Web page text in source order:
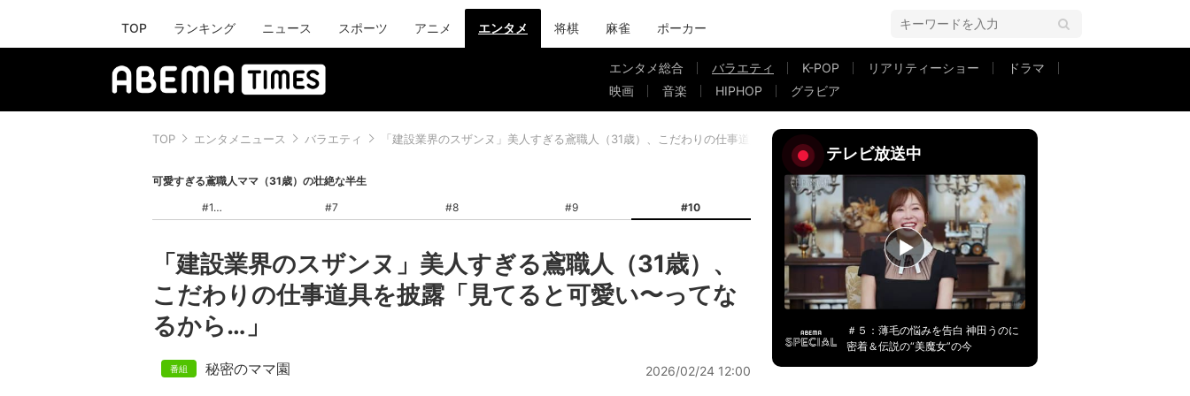
TOP ランキング ニュース スポーツ アニメ エンタメ 将棋 麻雀 ポーカー
エンタメ総合 バラエティ K-POP リアリティーショー
ドラマ
映画
音楽 HIPHOP グラビア
TOP エンタメニュース バラエティ 「建設業界のスザンヌ」美人すぎる鳶職人（31歳）、こだわりの仕事道具を披露「見てると可愛い〜ってなるから…」
可愛すぎる鳶職人ママ（31歳）の壮絶な半生
#1
#7 #8 #9 #10
「建設業界のスザンヌ」美人すぎる鳶職人（31歳）、
こだわりの仕事道具を披露「見てると可愛い〜ってな
るから…」
秘密のママ園 2026/02/24 12:00
テレビ放送中
＃５：薄毛の悩みを告白 神田うのに
密着＆伝説の“美魔女”の今